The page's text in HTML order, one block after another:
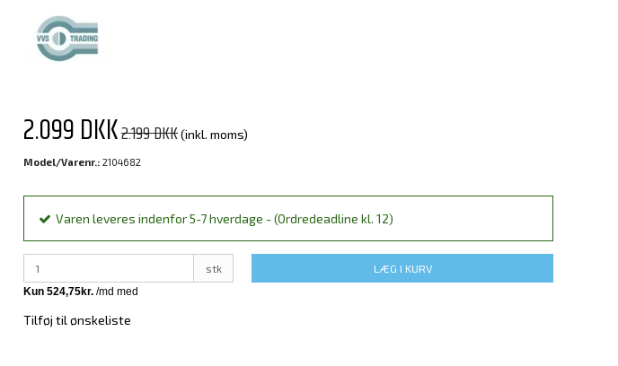
2.099 DKK2.199 DKK(inkl. moms)
Model/Varenr.: 2104682
Varen leveres indenfor 5-7 hverdage - (Ordredeadline kl. 12)
stk LÆG I KURV
Tilføj til ønskeliste